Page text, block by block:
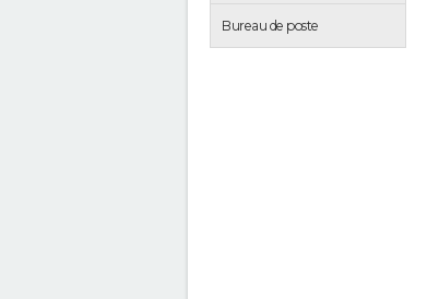
Bureau de poste